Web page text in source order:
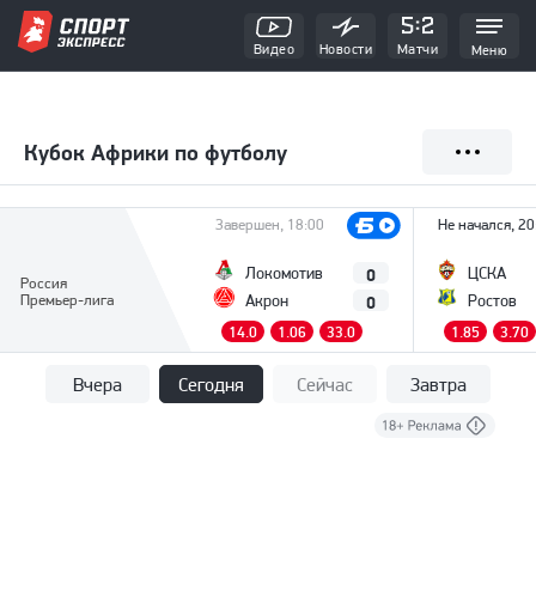
Видео Новости Матчи Меню
Кубок Африки по футболу
Россия
Премьер-лига
Завершен, 18:00
Локомотив
Акрон
0
0
14.0 1.06 33.0
Не начался,
ЦСКА
Ростов
1.85 3.70
Вчера Сегодня Сейчас Завтра